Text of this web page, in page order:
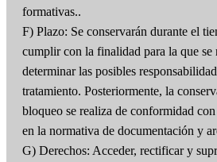
formativas..
F) Plazo: Se conservarán durante el
cumplir con la finalidad para la que se
determinar las posibles
tratamiento. Posteriormente, la
bloqueo se realiza de conformidad
en la normativa de documentación y
G) Derechos: Acceder, rectificar y